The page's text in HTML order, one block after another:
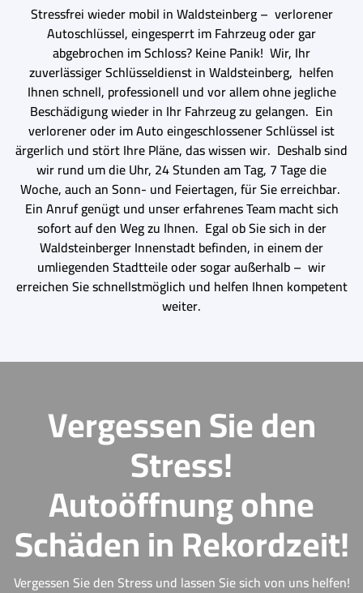
Stressfrei wieder mobil in Waldsteinberg – verlorener
Autoschlüssel, eingesperrt im Fahrzeug oder gar
abgebrochen im Schloss? Keine Panik! Wir, Ihr
zuverlässiger Schlüsseldienst in Waldsteinberg, helfen
Ihnen schnell, professionell und vor allem ohne jegliche
Beschädigung wieder in Ihr Fahrzeug zu gelangen. Ein
verlorener oder im Auto eingeschlossener Schlüssel ist
ärgerlich und stört Ihre Pläne, das wissen wir. Deshalb sind
wir rund um die Uhr, 24 Stunden am Tag, 7 Tage die
Woche, auch an Sonn- und Feiertagen, für Sie erreichbar.
Ein Anruf genügt und unser erfahrenes Team macht sich
sofort auf den Weg zu Ihnen. Egal ob Sie sich in der
Waldsteinberger Innenstadt befinden, in einem der
umliegenden Stadtteile oder sogar außerhalb – wir
erreichen Sie schnellstmöglich und helfen Ihnen kompetent
weiter.
Vergessen Sie den
Stress!
Autoöffnung ohne
Schäden in Rekordzeit!
Vergessen Sie den Stress und lassen Sie sich von uns helfen!